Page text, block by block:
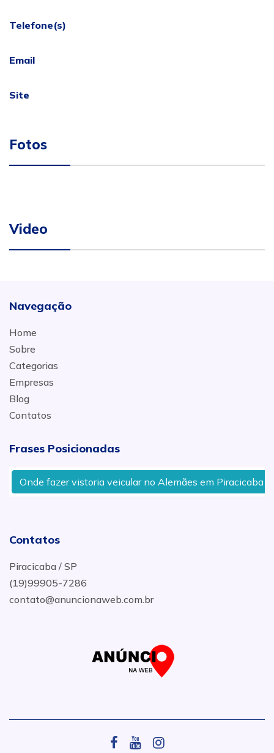
Telefone(s)
Email
Site
Fotos
Video
Navegação
Home
Sobre
Categorias
Empresas
Blog
Contatos
Frases Posicionadas
Onde fazer vistoria veicular no Alemães em Piracicaba
Contatos
Piracicaba / SP
(19)99905-7286
contato@anuncionaweb.com.br